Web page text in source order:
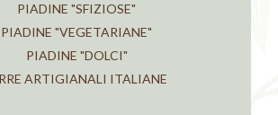
PIADINE "SFIZIOSE"
PIADINE "VEGETARIANE"
PIADINE "DOLCI"
ARTIGIANALI ITALIANE